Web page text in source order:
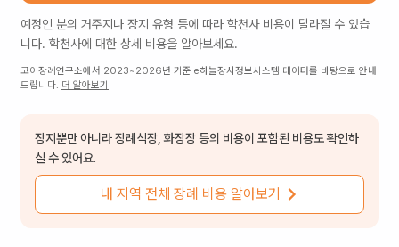
예정인 분의 거주지나 장지 유형 등에 따라 학천사비용이 달라질 수 있습
니다. 학천사에 대한 상세 비용을 알아보세요.
고이장례연구소에서 2023~2026년 기준 e하늘장사정보시스템 데이터를 바탕으로 안내
드립니다. 더 알아보기
장지뿐만 아니라 장례식장, 화장장 등의 비용이 포함된 비용도 확인하
실 수 있어요.
내 지역 전체 장례 비용 알아보기